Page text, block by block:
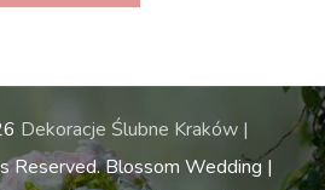
Dekoracje Ślubne Kraków |
Reserved.Blossom Wedding |